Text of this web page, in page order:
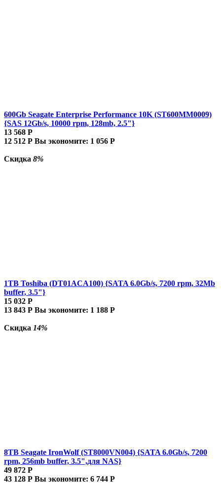
600Gb Seagate Enterprise Performance 10K (ST600MM0009)
{SAS 12Gb/s, 10000 rpm, 128mb, 2.5"}
13 568 Р
12 512 Р Вы экономите: 1 056 Р
Скидка 8%
1TB Toshiba (DT01ACA100) {SATA 6.0Gb/s, 7200 rpm, 32Mb
buffer, 3.5"}
15 032 Р
13 843 Р Вы экономите: 1 188 Р
Скидка 14%
8TB Seagate IronWolf (ST8000VN004) {SATA 6.0Gb/s, 7200
rpm, 256mb buffer, 3.5",для NAS}
49 872 Р
43 128 Р Вы экономите: 6 744 Р